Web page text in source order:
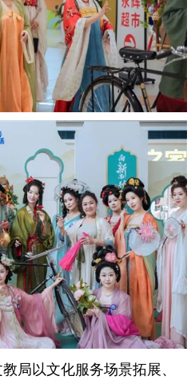
局以‌文化服务场景拓展、